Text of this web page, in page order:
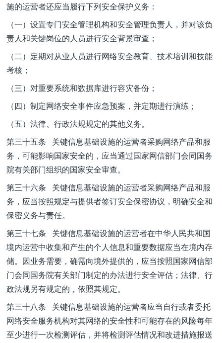
施的运营者还应当履行下列安全保护义务：
（一）设置专门安全管理机构和安全管理负责人，并对该负
责人和关键岗位的人员进行安全背景审查；
（二）定期对从业人员进行网络安全教育、技术培训和技能
考核；
（三）对重要系统和数据库进行容灾备份；
（四）制定网络安全事件应急预案，并定期进行演练；
（五）法律、行政法规规定的其他义务。
第三十五条 关键信息基础设施的运营者采购网络产品和服
务，可能影响国家安全的，应当通过国家网信部门会同国务
院有关部门组织的国家安全审查。
第三十六条 关键信息基础设施的运营者采购网络产品和服
务，应当按照规定与提供者签订安全保密协议，明确安全和
保密义务与责任。
第三十七条 关键信息基础设施的运营者在中华人民共和国
境内运营中收集和产生的个人信息和重要数据应当在境内存
储。因业务需要，确需向境外提供的，应当按照国家网信部
门会同国务院有关部门制定的办法进行安全评估；法律、行
政法规另有规定的，依照其规定。
第三十八条 关键信息基础设施的运营者应当自行或者委托
网络安全服务机构对其网络的安全性和可能存在的风险每年
至少进行一次检测评估，并将检测评估情况和改进措施报送